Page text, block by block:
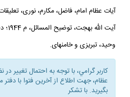
آيت
وحيد، تبريزى و خامنه‏اى.
كاربر گرامي، با توجه به احتمال تغيير
عظام، جهت اطلاع از آخرين فتوا با
بگيريد. با تشكر